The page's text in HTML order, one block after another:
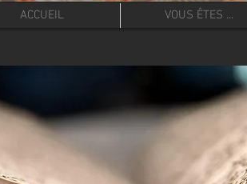
ACCUEIL VOUS ÊTES ...